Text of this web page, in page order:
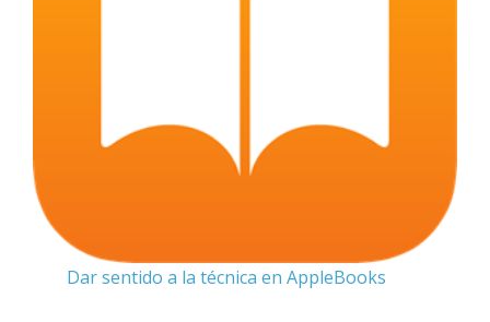
Dar sentido a la técnica en AppleBooks